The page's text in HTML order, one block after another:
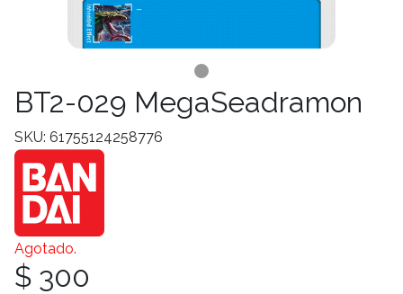
BT2-029 MegaSeadramon
SKU: 61755124258776
Agotado.
$ 300